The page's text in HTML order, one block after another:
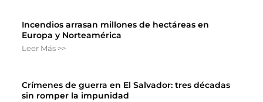
Incendios arrasan millones de hectáreas en
Europa y Norteamérica
Leer Más >>
Crímenes de guerra en El Salvador: tres décadas
sin romper la impunidad